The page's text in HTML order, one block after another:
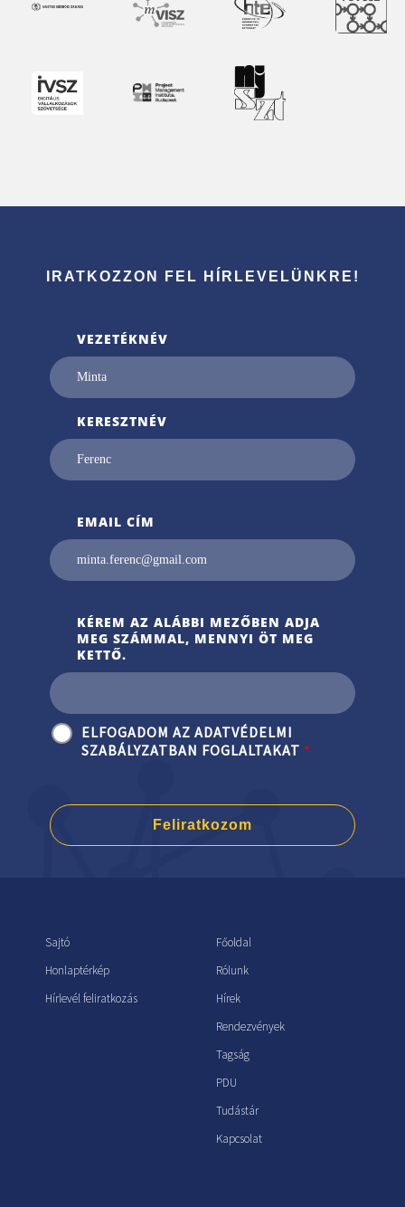
IRATKOZZON FEL HÍRLEVELÜNKRE!
VEZETÉKNÉV
KERESZTNÉV
EMAIL CÍM
KÉREM AZ ALÁBBI MEZŐBEN ADJA
MEG SZÁMMAL, MENNYI ÖT MEG
KETTŐ.
ELFOGADOM AZ ADATVÉDELMI
SZABÁLYZATBAN FOGLALTAKAT *
Feliratkozom
Sajtó
Honlaptérkép
Hírlevél feliratkozás
Főoldal
Rólunk
Hírek
Rendezvények
Tagság
PDU
Tudástár
Kapcsolat